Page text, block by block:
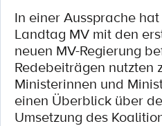
In einer Aussprache
Landtag MV mit den
neuen MV-Regierung
Redebeiträgen nutzten
Ministerinnen und
einen Überblick über
Umsetzung des